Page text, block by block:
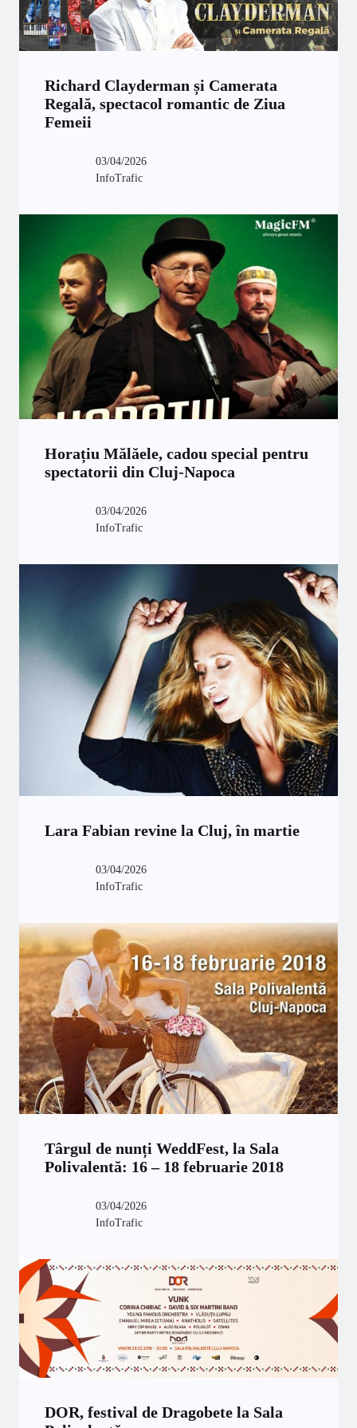
Richard Clayderman și Camerata
Regală, spectacol romantic de Ziua
Femeii
03/04/2026
InfoTrafic
Horațiu Mălăele, cadou special pentru
spectatorii din Cluj-Napoca
03/04/2026
InfoTrafic
Lara Fabian revine la Cluj, în martie
03/04/2026
InfoTrafic
Târgul de nunți WeddFest, la Sala
Polivalentă: 16 – 18 februarie 2018
03/04/2026
InfoTrafic
DOR, festival de Dragobete la Sala